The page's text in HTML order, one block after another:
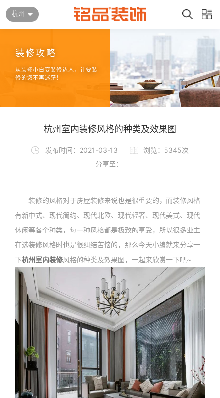
杭州
装修攻略
从装修小白变装修达人，让要装
修的您不再迷茫！
杭州室内装修风格的种类及效果图
发布时间：2021-03-13
浏览：5345次
分享至：
装修的风格对于房屋装修来说也是很重要的，而装修风格
有新中式、现代简约、现代北欧、现代轻奢、现代美式、现代
休闲等各个种类，每一种风格都是极致的享受，所以很多业主
在选装修风格时也是很纠结苦恼的，那么今天小编就来分享一
下杭州室内装修风格的种类及效果图，一起来欣赏一下吧~